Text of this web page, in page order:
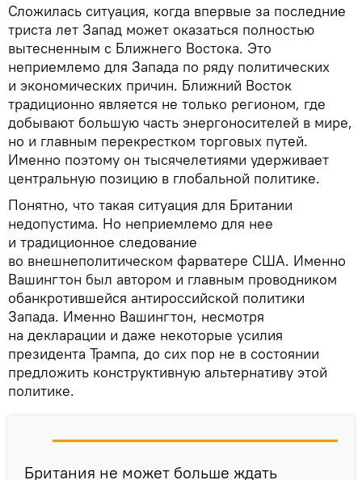
Сложилась ситуация, когда впервые за последние
триста лет Запад может оказаться полностью
вытесненным с Ближнего Востока. Это
неприемлемо для Запада по ряду политических
и экономических причин. Ближний Восток
традиционно является не только регионом, где
добывают большую часть энергоносителей в мире,
но и главным перекрестком торговых путей.
Именно поэтому он тысячелетиями удерживает
центральную позицию в глобальной политике.
Понятно, что такая ситуация для Британии
недопустима. Но неприемлемо для нее
и традиционное следование
во внешнеполитическом фарватере США. Именно
Вашингтон был автором и главным проводником
обанкротившейся антироссийской политики
Запада. Именно Вашингтон, несмотря
на декларации и даже некоторые усилия
президента Трампа, до сих пор не в состоянии
предложить конструктивную альтернативу этой
политике.
Британия не может больше ждать